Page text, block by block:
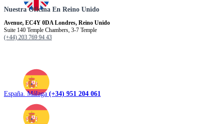
Nuestra Oficina En Reino Unido
Avenue, EC4Y 0DA Londres, Reino Unido
Suite 140 Temple Chambers, 3-7 Temple
(+44) 203 769 94 43
España. Málaga (+34) 951 204 061